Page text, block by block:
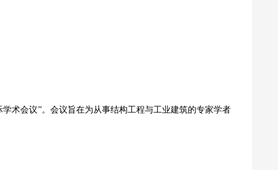
术会议”。会议旨在为从事结构工程与工业建筑的专家学者